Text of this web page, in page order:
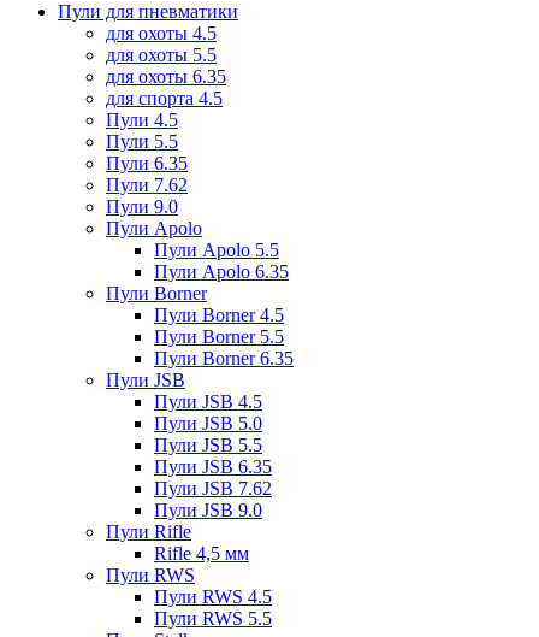
Пули для пневматики
для охоты 4.5
для охоты 5.5
для охоты 6.35
для спорта 4.5
Пули 4.5
Пули 5.5
Пули 6.35
Пули 7.62
Пули 9.0
Пули Apolo
Пули Apolo 5.5
Пули Apolo 6.35
Пули Borner
Пули Borner 4.5
Пули Borner 5.5
Пули Borner 6.35
Пули JSB
Пули JSB 4.5
Пули JSB 5.0
Пули JSB 5.5
Пули JSB 6.35
Пули JSB 7.62
Пули JSB 9.0
Пули Rifle
Rifle 4,5 мм
Пули RWS
Пули RWS 4.5
Пули RWS 5.5